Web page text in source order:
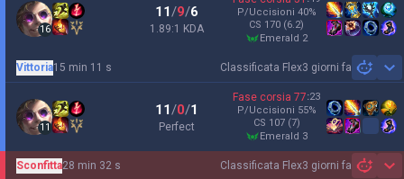
16
11/9/6
1.89:1 KDA
P/Uccisioni 40%
CS 170 (6.2)
emerald 2
Classificata Flex3 giorni fa
Vittoria15 min 11 s
11
11/0/1
Perfect
Fase corsia 77:23
P/Uccisioni 55%
CS 107 (7)
emerald 3
Classificata Flex3 giorni fa
Sconfitta28 min 32 s